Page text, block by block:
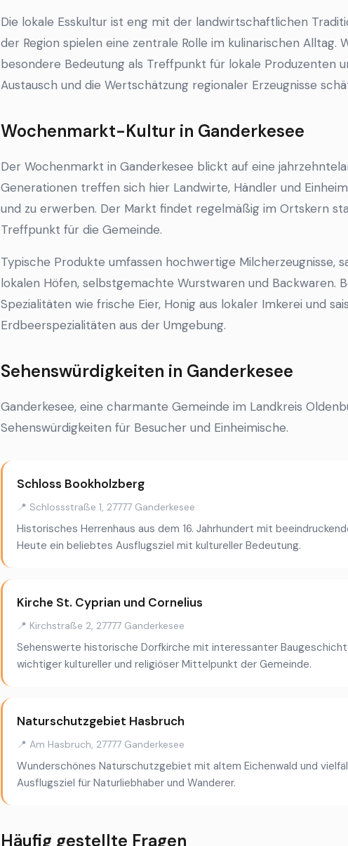
Die lokale Esskultur ist eng mit der landwirtschaftlichen
der Region spielen eine zentrale Rolle im kulinarischen Alltag.
besondere Bedeutung als Treffpunkt für lokale Produzenten
Austausch und die Wertschätzung regionaler Erzeugnisse
Wochenmarkt-Kultur in Ganderkesee
Der Wochenmarkt in Ganderkesee blickt auf eine
Generationen treffen sich hier Landwirte, Händler und
und zu erwerben. Der Markt findet regelmäßig im Ortskern
Treffpunkt für die Gemeinde.
Typische Produkte umfassen hochwertige Milcherzeugnisse,
lokalen Höfen, selbstgemachte Wurstwaren und Backwaren.
Spezialitäten wie frische Eier, Honig aus lokaler Imkerei und
Erdbeerspezialitäten aus der Umgebung.
Sehenswürdigkeiten in Ganderkesee
Ganderkesee, eine charmante Gemeinde im Landkreis
Sehenswürdigkeiten für Besucher und Einheimische.
Schloss Bookholzberg
📍 Schlossstraße 1, 27777 Ganderkesee
Historisches Herrenhaus aus dem 16. Jahrhundert mit
Heute ein beliebtes Ausflugsziel mit kultureller Bedeutung.
Kirche St. Cyprian und Cornelius
📍 Kirchstraße 2, 27777 Ganderkesee
Sehenswerte historische Dorfkirche mit interessanter
wichtiger kultureller und religiöser Mittelpunkt der Gemeinde.
Naturschutzgebiet Hasbruch
📍 Am Hasbruch, 27777 Ganderkesee
Wunderschönes Naturschutzgebiet mit altem Eichenwald und
Ausflugsziel für Naturliebhaber und Wanderer.
Häufig gestellte Fragen